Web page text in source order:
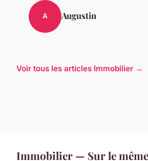
A Augustin
Voir tous les articles Immobilier →
Immobilier — Sur le